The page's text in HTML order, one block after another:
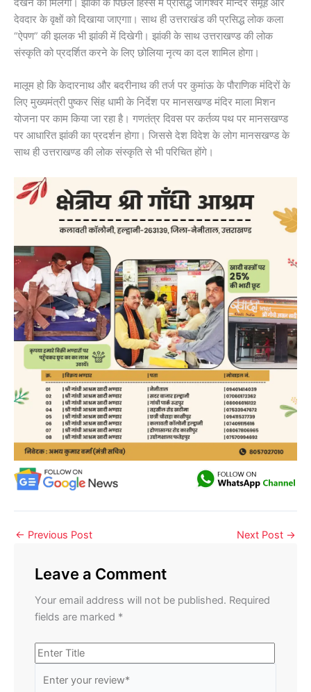
देखने को मिलेगी। झांकी के पिछले हिस्से में प्रसिद्ध जागेश्वर मन्दिर समूह और
देवदार के वृक्षों को दिखाया जाएगाा। साथ ही उत्तराखंड की प्रसिद्ध लोक कला
“ऐपण” की झलक भी झांकी में दिखेगी। झांकी के साथ उत्तराखण्ड की लोक
संस्कृति को प्रदर्शित करने के लिए छोलिया नृत्य का दल शामिल होगा।
मालूम हो कि केदारनाथ और बदरीनाथ की तर्ज पर कुमांऊ के पौराणिक मंदिरों के
लिए मुख्यमंत्री पुष्कर सिंह धामी के निर्देश पर मानसखण्ड मंदिर माला मिशन
योजना पर काम किया जा रहा है। गणतंत्र दिवस पर कर्तव्य पथ पर मानसखण्ड
पर आधारित झांकी का प्रदर्शन होगा। जिससे देश विदेश के लोग मानसखण्ड के
साथ ही उत्तराखण्ड की लोक संस्कृति से भी परिचित होंगे।
← Previous Post Next Post →
Leave a Comment
Your email address will not be published. Required
fields are marked *